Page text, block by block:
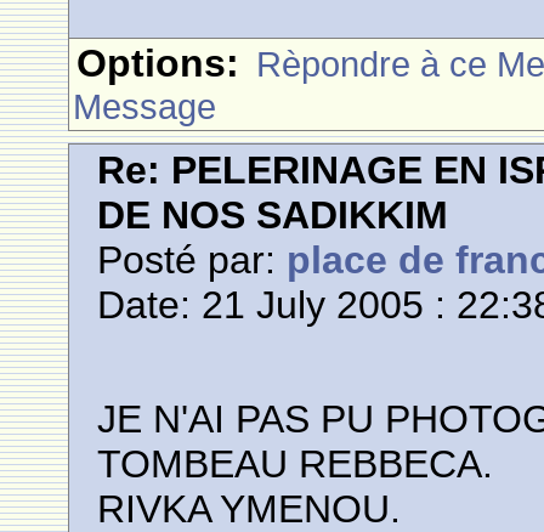
Options: Rèpondre à ce
Message
Re: PELERINAGE EN
DE NOS SADIKKIM
Posté par: place de
Date: 21 July 2005 :
JE N'AI PAS PU
TOMBEAU REBBECA.
RIVKA YMENOU.